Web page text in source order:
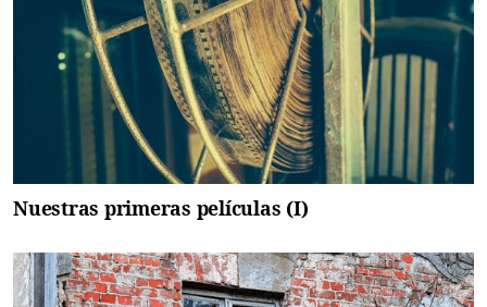
Nuestras primeras películas (I)